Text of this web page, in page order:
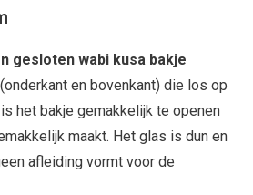
gesloten wabi kusa bakje
en bovenkant) die los op
het bakje gemakkelijk te openen
maakt. Het glas is dun en
afleiding vormt voor de